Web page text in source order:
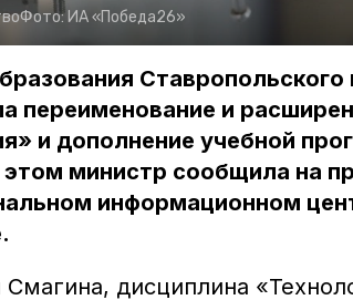
Фото: ИА «Победа26»
переименование и
и дополнение учебной
министр сообщила на
информационном
дисциплина